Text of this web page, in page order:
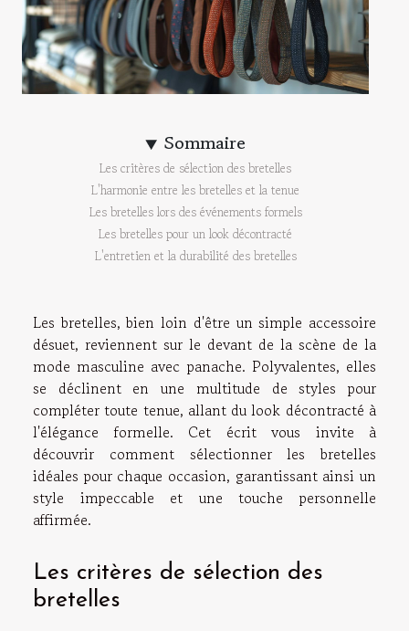
Sommaire
Les critères de sélection des bretelles
L'harmonie entre les bretelles et la tenue
Les bretelles lors des événements formels
Les bretelles pour un look décontracté
L'entretien et la durabilité des bretelles
Les bretelles, bien loin d'être un simple accessoire
désuet, reviennent sur le devant de la scène de la
mode masculine avec panache. Polyvalentes, elles
se déclinent en une multitude de styles pour
compléter toute tenue, allant du look décontracté à
l'élégance formelle. Cet écrit vous invite à
découvrir comment sélectionner les bretelles
idéales pour chaque occasion, garantissant ainsi un
style impeccable et une touche personnelle
affirmée.
Les critères de sélection des
bretelles